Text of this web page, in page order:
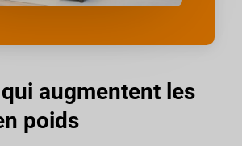
augmentent les
poids